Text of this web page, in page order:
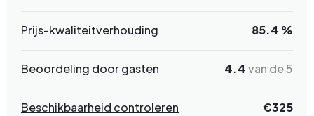
Prijs-kwaliteitverhouding 85.4 %
Beoordeling door gasten 4.4van de 5
Beschikbaarheid controleren €325